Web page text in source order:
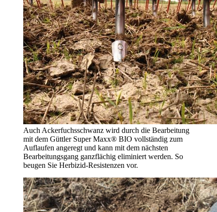
Auch Ackerfuchsschwanz wird durch die Bearbeitung
mit dem Güttler Super Maxx® BIO vollständig zum
Auflaufen angeregt und kann mit dem nächsten
Bearbeitungsgang ganzflächig eliminiert werden. So
beugen Sie Herbizid-Resistenzen vor.